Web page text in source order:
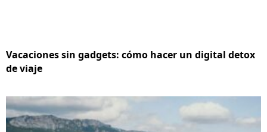
Vacaciones sin gadgets: cómo hacer un digital detox
de viaje